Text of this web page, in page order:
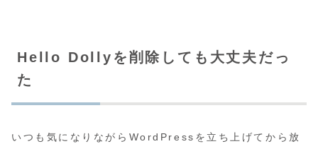
Hello Dollyを削除しても大丈夫だっ
た
いつも気になりながらWordPressを立ち上げてから放